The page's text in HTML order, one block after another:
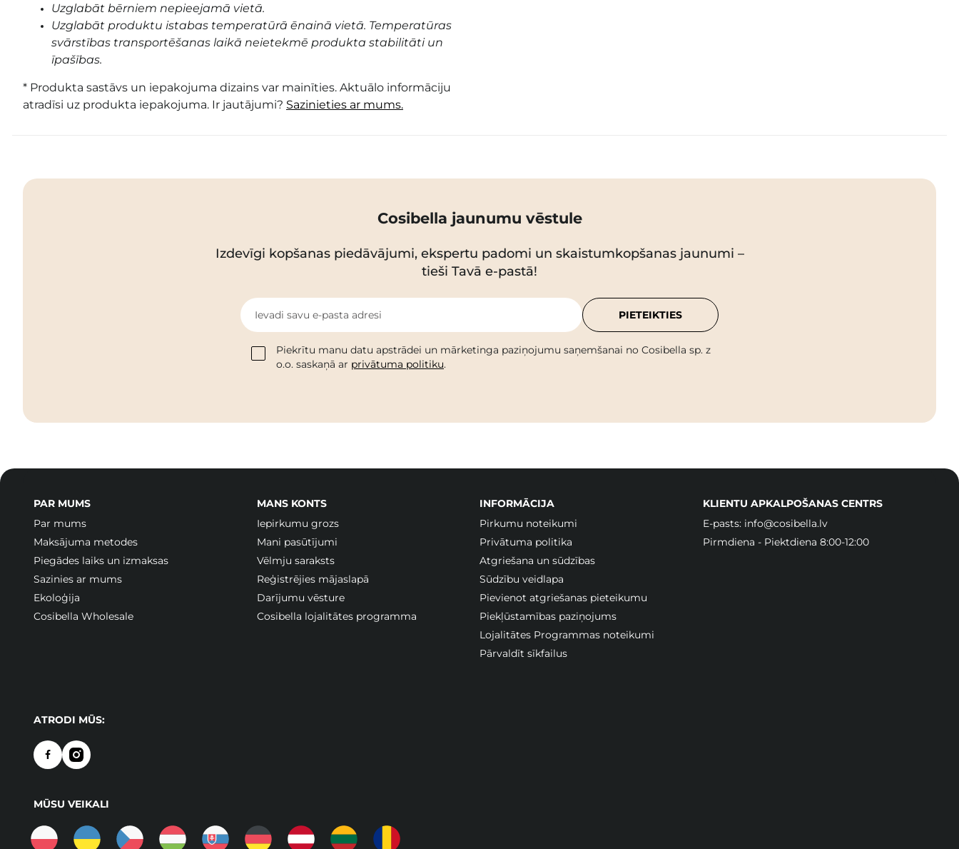
Uzglabāt bērniem nepieejamā vietā.
Uzglabāt produktu istabas temperatūrā ēnainā vietā. Temperatūras
svārstības transportēšanas laikā neietekmē produkta stabilitāti un
īpašības.
* Produkta sastāvs un iepakojuma dizains var mainīties. Aktuālo informāciju
atradīsi uz produkta iepakojuma. Ir jautājumi? Sazinieties ar mums.
Cosibella jaunumu vēstule
Izdevīgi kopšanas piedāvājumi, ekspertu padomi un skaistumkopšanas jaunumi –
tieši Tavā e-pastā!
Ievadi savu e-pasta adresi
Piekrītu manu datu apstrādei un mārketinga paziņojumu saņemšanai no Cosibella sp. z
o.o. saskaņā ar privātuma politiku.
PIETEIKTIES
PAR MUMS
Par mums
Maksājuma metodes
Piegādes laiks un izmaksas
Sazinies ar mums
Ekoloģija
Cosibella Wholesale
MANS KONTS
Iepirkumu grozs
Mani pasūtījumi
Vēlmju saraksts
Reģistrējies mājaslapā
Darījumu vēsture
Cosibella lojalitātes programma
INFORMĀCIJA
Pirkumu noteikumi
Privātuma politika
Atgriešana un sūdzības
Sūdzību veidlapa
Pievienot atgriešanas pieteikumu
Piekļūstamības paziņojums
Lojalitātes Programmas noteikumi
Pārvaldīt sīkfailus
KLIENTU APKALPOŠANAS CENTRS
E-pasts: info@cosibella.lv
Pirmdiena - Piektdiena 8:00-12:00
ATRODI MŪS:
MŪSU VEIKALI